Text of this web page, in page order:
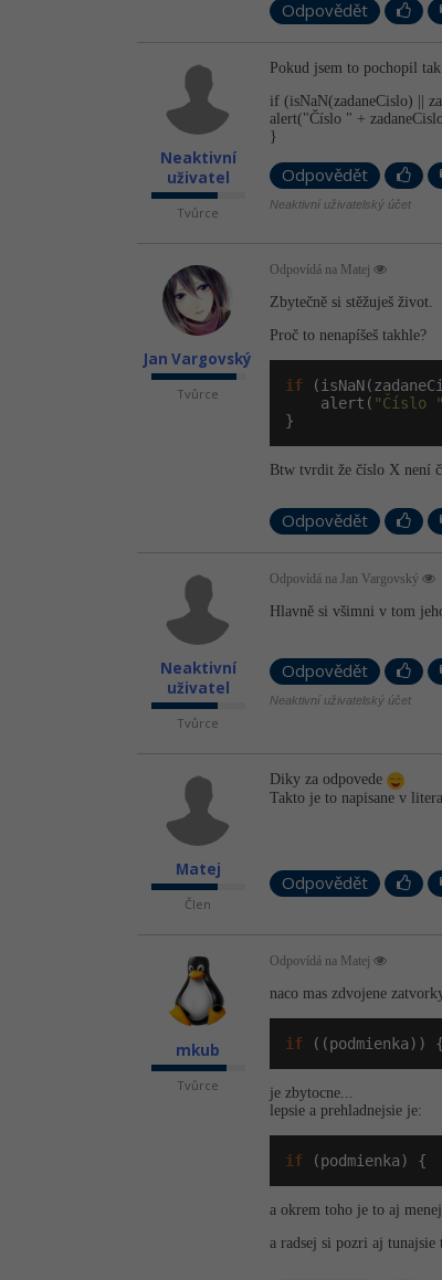
Odpovědět
Neaktivní
uživatel
Tvůrce
Pokud jsem to pochopil
if (isNaN(zadaneCislo) ||
alert("Číslo " +
}
Odpovědět
Neaktivní uživatelský účet
Jan Vargovský
Tvůrce
Odpovídá na Matej
Zbytečně si stěžuješ život.
Proč to nenapíšeš takhle?
if
    alert(
"Číslo "
}
Btw tvrdit že číslo X není
Odpovědět
Neaktivní
uživatel
Tvůrce
Odpovídá na Jan Vargovský
Hlavně si všimni v tom
Odpovědět
Neaktivní uživatelský účet
Matej
Člen
Diky za odpovede
Takto je to napisane v
Odpovědět
mkub
Tvůrce
Odpovídá na Matej
naco mas zdvojene
if ((podmienka))
je zbytocne...
lepsie a prehladnejsie je:
if (podmienka) {
a okrem toho je to aj
a radsej si pozri aj